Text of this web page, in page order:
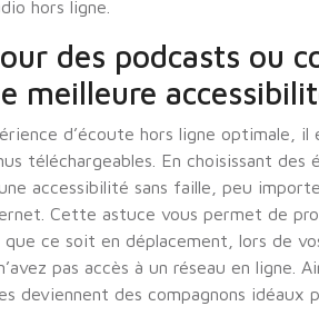
hors ligne.
des podcasts ou
meilleure
d’écoute hors ligne optimale,
téléchargeables. En choisissant des
accessibilité sans faille, peu
Cette astuce vous permet de
ce soit en déplacement, lors de
pas accès à un réseau en ligne.
deviennent des compagnons